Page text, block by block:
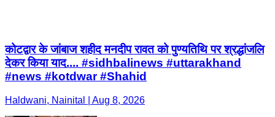
कोटद्वार के जांबाज शहीद मनदीप रावत को पुण्यतिथि पर श्रद्धांजलि
देकर किया याद.... #sidhbalinews #uttarakhand
#news #kotdwar #Shahid
Haldwani, Nainital | Aug 8, 2026